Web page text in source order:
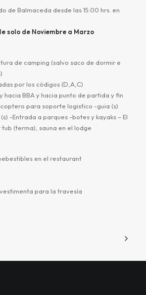
de Balmaceda desde las 15:00 hrs. en
solo de Noviembre a Marzo
de camping (salvo saco de dormir e
por los códigos (D,A,C)
hacia BBA y hacia punto de partida y fin
para soporte logistico -guia (s)
-Entrada a parques -botes y kayaks – El
(terma), sauna en el lodge
en el restaurant
para la travesía